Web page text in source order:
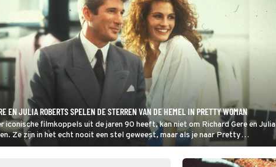
EN JULIA ROBERTS SPELEN DE STERREN VAN DE HEMEL IN PRETTY WOMAN
iconische filmkoppels uit de jaren 90 heeft, kan niet om Richard Gere en Julia
Ze zijn in het echt nooit een stel geweest, maar als je naar Pretty
zou je bijna zeggen van wel.